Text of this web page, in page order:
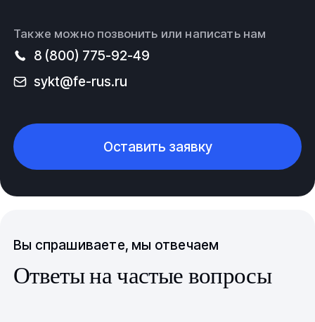
Также можно позвонить или написать нам
8 (800) 775-92-49
sykt@fe-rus.ru
Оставить заявку
Вы спрашиваете, мы отвечаем
Ответы на частые вопросы